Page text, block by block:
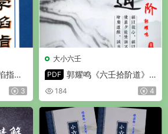
指神
3
大小六壬
PDF 郭耀鸣《六壬拾阶道》P
DF 295页
184 4